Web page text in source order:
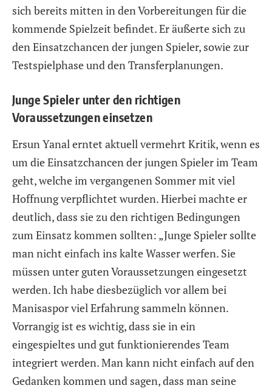
sich bereits mitten in den Vorbereitungen für die
kommende Spielzeit befindet. Er äußerte sich zu
den Einsatzchancen der jungen Spieler, sowie zur
Testspielphase und den Transferplanungen.
Junge Spieler unter den richtigen
Voraussetzungen einsetzen
Ersun Yanal erntet aktuell vermehrt Kritik, wenn es
um die Einsatzchancen der jungen Spieler im Team
geht, welche im vergangenen Sommer mit viel
Hoffnung verpflichtet wurden. Hierbei machte er
deutlich, dass sie zu den richtigen Bedingungen
zum Einsatz kommen sollten: „Junge Spieler sollte
man nicht einfach ins kalte Wasser werfen. Sie
müssen unter guten Voraussetzungen eingesetzt
werden. Ich habe diesbezüglich vor allem bei
Manisaspor viel Erfahrung sammeln können.
Vorrangig ist es wichtig, dass sie in ein
eingespieltes und gut funktionierendes Team
integriert werden. Man kann nicht einfach auf den
Gedanken kommen und sagen, dass man seine